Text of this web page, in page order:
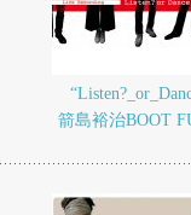
箭島裕治BOOT